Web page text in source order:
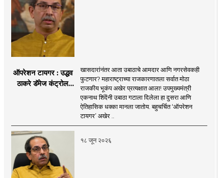
ऑपरेशन टायगर : उद्धव
ठाकरे डॅमेज कंट्रोल
शिंदेंकडे जाण्याच्या चर्चा
सुरू
खासदारांनंतर आता उबाठाचे आमदार आणि नगरसेवकही
फुटणार? महाराष्ट्राच्या राजकारणातला सर्वात मोठा
राजकीय भूकंप अखेर प्रत्यक्षात आला! उपमुख्यमंत्री
एकनाथ शिंदेंनी उबाठा गटाला दिलेला हा दुसरा आणि
ऐतिहासिक धक्का मानला जातोय. बहुचर्चित ‘ऑपरेशन
टायगर’ अखेर ..
१८ जून २०२६